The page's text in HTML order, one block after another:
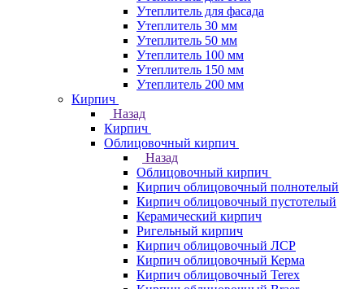
Утеплитель для фасада
Утеплитель 30 мм
Утеплитель 50 мм
Утеплитель 100 мм
Утеплитель 150 мм
Утеплитель 200 мм
Кирпич
Назад
Кирпич
Облицовочный кирпич
Назад
Облицовочный кирпич
Кирпич облицовочный полнотелый
Кирпич облицовочный пустотелый
Керамический кирпич
Ригельный кирпич
Кирпич облицовочный ЛСР
Кирпич облицовочный Керма
Кирпич облицовочный Terex